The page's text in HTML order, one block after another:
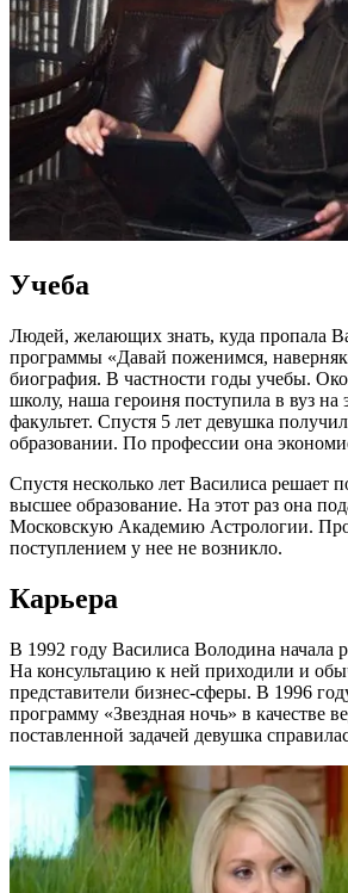
Учеба
Людей, желающих знать, куда пропала
программы «Давай поженимся,
биография. В частности годы учебы.
школу, наша героиня поступила в вуз на
факультет. Спустя 5 лет девушка
образовании. По профессии она
Спустя несколько лет Василиса решает
высшее образование. На этот раз она
Московскую Академию Астрологии.
поступлением у нее не возникло.
Карьера
В 1992 году Василиса Володина начала
На консультацию к ней приходили и
представители бизнес-сферы. В 1996
программу «Звездная ночь» в качестве
поставленной задачей девушка